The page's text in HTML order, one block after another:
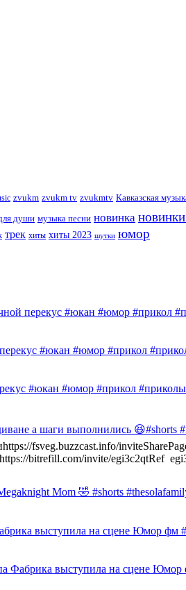
zvukm zvukm tv zvukmtv Кавказская
души музыка песни новинка
трек хиты хиты 2023 шутки юмор
перекус #юкан #юмор #прикол
#юкан #юмор #прикол
#юкан #юмор #прикол
а шаги выполнились
fsveg.buzzcast.info/
bitrefill.com/invite/egi3c2qtRef
Mom 🤣 #shorts
выступила на сцене Юмор фм
Фабрика выступила на сцене Юмор